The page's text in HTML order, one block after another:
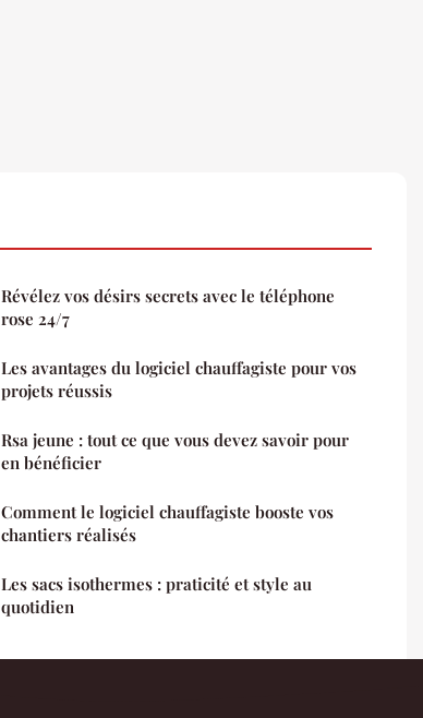
Révélez vos désirs secrets avec le téléphone
rose 24/7
Les avantages du logiciel chauffagiste pour vos
projets réussis
Rsa jeune : tout ce que vous devez savoir pour
en bénéficier
Comment le logiciel chauffagiste booste vos
chantiers réalisés
Les sacs isothermes : praticité et style au
quotidien